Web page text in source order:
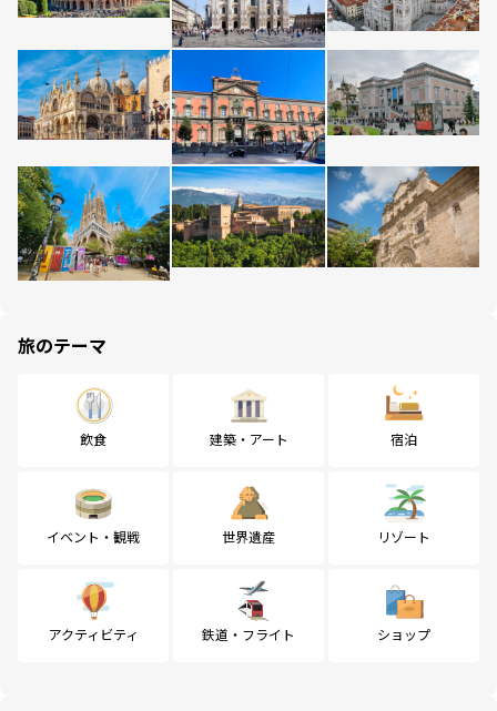
旅のテーマ
飲食 建築・アート 宿泊
イベント・観戦 世界遺産 リゾート
アクティビティ 鉄道・フライト ショップ